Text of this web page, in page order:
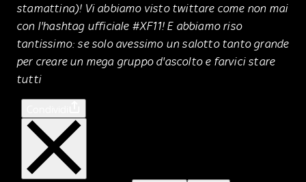
stamattina)! Vi abbiamo visto twittare come non mai
con l'hashtag ufficiale #XF11! E abbiamo riso
tantissimo: se solo avessimo un salotto tanto grande
per creare un mega gruppo d'ascolto e farvici stare
tutti